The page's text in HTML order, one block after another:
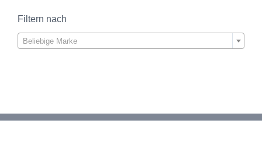
Filtern nach
Beliebige Marke